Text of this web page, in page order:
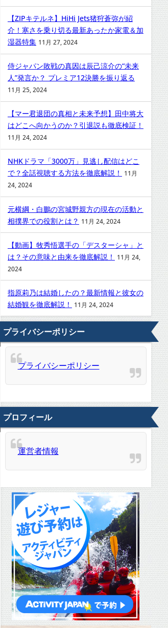
【ZIPキテルネ】HiHi Jets猪狩蒼弥が紹
介！寒さを乗り切る最新あったか家電＆加
湿器特集 11月 27, 2024
侍ジャパン敗戦の真因は辰己涼介の“未来
人”発言か？ プレミア12決勝を振り返る
11月 25, 2024
【マー君退団の真相と未来予想】田中将大
はどこへ向かうのか？引退説も徹底検証！
11月 24, 2024
NHKドラマ「3000万」見逃し配信はどこ
で？全話視聴する方法を徹底解説！
11月
24, 2024
元横綱・白鵬の宮城野親方の現在の活動と
相撲界での役割とは？ 11月 24, 2024
【動画】牧秀悟選手の「デスターシャ」と
は？その意味と由来を徹底解説！
11月 24,
2024
指原莉乃は結婚したの？最新情報と彼女の
結婚観を徹底解説！
11月 24, 2024
プライバシーポリシー
プライバシーポリシー
プロフィール
運営者情報